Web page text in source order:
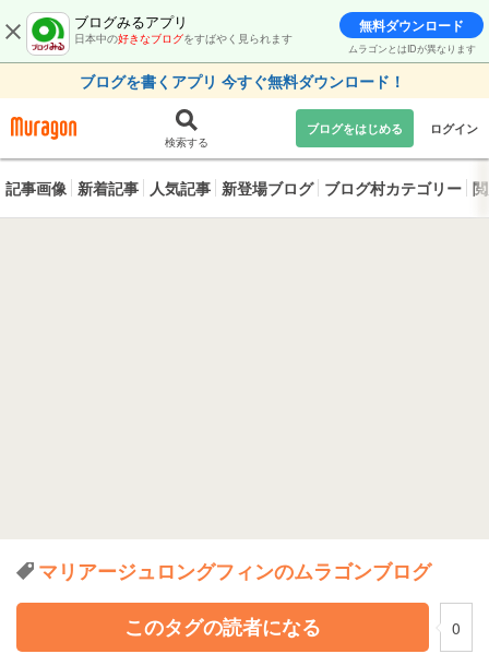
ブログみるアプリ
日本中の好きなブログをすばやく見られます
無料ダウンロード
ムラゴンとはIDが異なります
ブログを書くアプリ 今すぐ無料ダウンロード！
検索する
ブログをはじめる ログイン
記事画像 新着記事 人気記事 新登場ブログ ブログ村カテゴリー
マリアージュロングフィンのムラゴンブログ
このタグの読者になる
0